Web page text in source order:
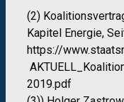
(2)
Kapitel Energie,
https://
2019.pdf